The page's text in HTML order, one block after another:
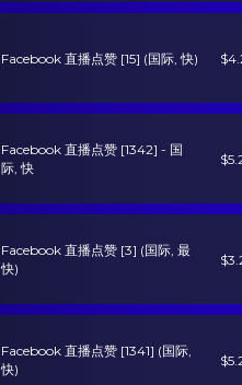
Facebook 直播点赞 [15] (国际, 快)
Facebook 直播点赞 [1342] - 国
际, 快
Facebook 直播点赞 [3] (国际, 最
快)
Facebook 直播点赞 [1341] (国际,
快)